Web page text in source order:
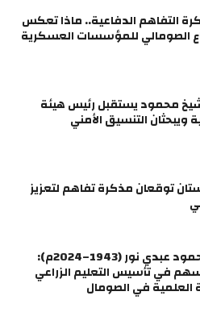
التفاهم الدفاعية.. ماذا تعكس
الصومالي للمؤسسات العسكرية
محمود يستقبل رئيس هيئة
ويبحثان التنسيق الأمني
توقعان مذكرة تفاهم لتعزيز
البروفيسور محمود عبدي نور (1943–2024م):
في تأسيس التعليم الزراعي
العلمية في الصومال